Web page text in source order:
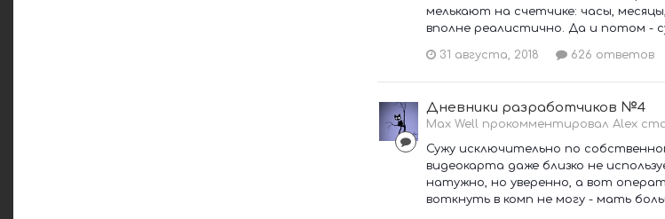
мелькают на счетчике: часы,
вполне реалистично. Да и потом -
31 августа, 2018 626 ответов
Дневники разработчиков №4
Max Well прокомментировал Alex
Сужу исключительно по
видеокарта даже близко не
натужно, но уверенно, а вот
воткнуть в комп не могу - мать